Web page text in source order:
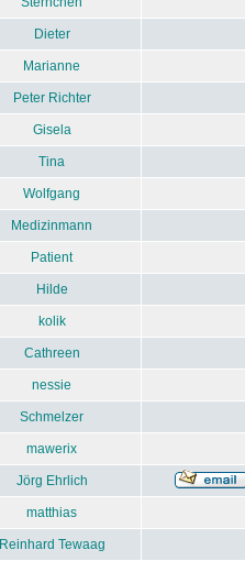
Dieter
Marianne
Peter Richter
Gisela
Tina
Wolfgang
Medizinmann
Patient
Hilde
kolik
Cathreen
nessie
Schmelzer
mawerix
Jörg Ehrlich
matthias
Reinhard Tewaag